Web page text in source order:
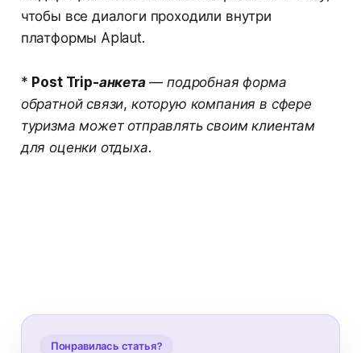
чтобы все диалоги проходили внутри
платформы Aplaut.
* Post Trip-анкета— подробная форма
обратной связи, которую компания в сфере
туризма может отправлять своим клиентам
для оценки отдыха.
Понравилась статья?